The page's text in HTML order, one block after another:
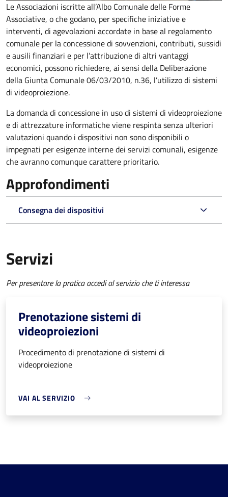
Le Associazioni iscritte all’Albo Comunale delle Forme
Associative, o che godano, per specifiche iniziative e
interventi, di agevolazioni accordate in base al regolamento
comunale per la concessione di sovvenzioni, contributi, sussidi
e ausili finanziari e per l’attribuzione di altri vantaggi
economici, possono richiedere, ai sensi della Deliberazione
della Giunta Comunale 06/03/2010, n.36, l’utilizzo di sistemi
di videoproiezione.
La domanda di concessione in uso di sistemi di videoproiezione
e di attrezzature informatiche viene respinta senza ulteriori
valutazioni quando i dispositivi non sono disponibili o
impegnati per esigenze interne dei servizi comunali, esigenze
che avranno comunque carattere prioritario.
Approfondimenti
Consegna dei dispositivi
Servizi
Per presentare la pratica accedi al servizio che ti interessa
Prenotazione sistemi di
videoproiezioni
Procedimento di prenotazione di sistemi di
videoproiezione
VAI AL SERVIZIO